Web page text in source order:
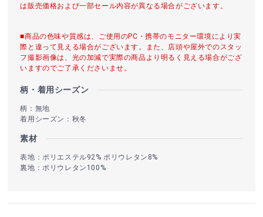
は販売価格および一部セール内容が異なる場合がございます。
■商品の色味や質感は、ご使用のPC・携帯のモニター環境により実
際と違って見える場合がございます。また、店頭や屋外でのスタッ
フ撮影画像は、光の加減で実際の商品より明るく見える場合がござ
いますのでご了承くださいませ。
柄・着用シーズン
柄：無地
着用シーズン：秋冬
素材
表地：ポリエステル92% ポリウレタン8%
裏地：ポリウレタン100%